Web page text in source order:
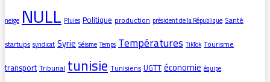
neige NULL Pluies Politique production président de la République Santé
startups syndicat Syrie Séisme Temps Températures TikTok Tourisme
transportTribunaltunisieTunisiensUGTTéconomie équipe